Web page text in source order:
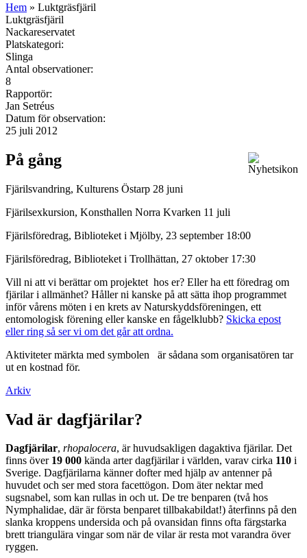
Hem » Luktgräsfjäril
Luktgräsfjäril
Nackareservatet
Platskategori:
Slinga
Antal observationer:
8
Rapportör:
Jan Setréus
Datum för observation:
25 juli 2012
På gång
Fjärilsvandring, Kulturens Östarp 28 juni
Fjärilsexkursion, Konsthallen Norra Kvarken 11 juli
Fjärilsföredrag, Biblioteket i Mjölby, 23 september 18:00
Fjärilsföredrag, Biblioteket i Trollhättan, 27 oktober 17:30
Vill ni att vi berättar om projektet hos er? Eller ha ett föredrag om
fjärilar i allmänhet? Håller ni kanske på att sätta ihop programmet
inför vårens möten i en krets av Naturskyddsföreningen, ett
entomologisk förening eller kanske en fågelklubb? Skicka epost
eller ring så ser vi om det går att ordna.
Aktiviteter märkta med symbolen
är sådana som organisatören tar
ut en kostnad för.
Arkiv
Vad är dagfjärilar?
Dagfjärilar, rhopalocera, är huvudsakligen dagaktiva fjärilar. Det
finns över 19 000 kända arter dagfjärilar i världen, varav cirka 110 i
Sverige. Dagfjärilarna känner dofter med hjälp av antenner på
huvudet och ser med stora facettögon. Dom äter nektar med
sugsnabel, som kan rullas in och ut. De tre benparen (två hos
Nymphalidae, där är första benparet tillbakabildat!) återfinns på den
slanka kroppens undersida och på ovansidan finns ofta färgstarka
brett triangulära vingar som när de vilar är resta mot varandra över
ryggen.